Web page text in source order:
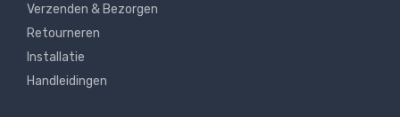
Verzenden & Bezorgen
Retourneren
Installatie
Handleidingen